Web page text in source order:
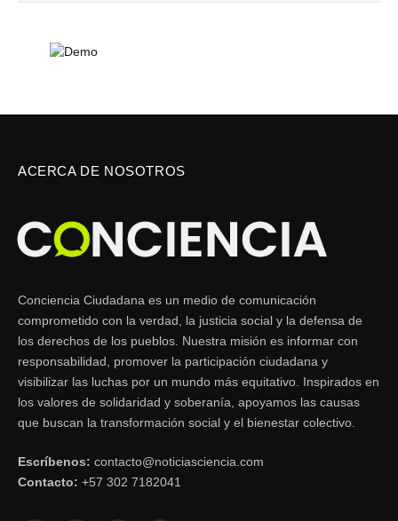
ACERCA DE NOSOTROS
Conciencia Ciudadana es un medio de comunicación
comprometido con la verdad, la justicia social y la defensa de
los derechos de los pueblos. Nuestra misión es informar con
responsabilidad, promover la participación ciudadana y
visibilizar las luchas por un mundo más equitativo. Inspirados en
los valores de solidaridad y soberanía, apoyamos las causas
que buscan la transformación social y el bienestar colectivo.
Escríbenos: contacto@noticiasciencia.com
Contacto: +57 302 7182041